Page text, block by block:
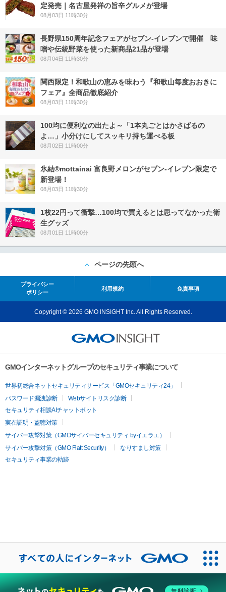
定発売｜名古屋発祥の旨辛グルメが登場
08月03日 11時30分
長野県150周年記念フェアがセブン-イレブンで開催 味
噌や伝統野菜を使った新商品21品が登場
08月04日 11時30分
関西限定！和歌山の恵みを味わう『和歌山毎度おおきに
フェア』全商品徹底紹介
08月03日 11時30分
100均に便利なの出たよ～「1本丸ごとはかさばるの
よ…」小分けにしてスッキリ持ち運べる板
08月02日 11時00分
氷結®mottainai 富良野メロンがセブン‐イレブン限定で
新登場！
08月03日 11時30分
1枚22円って衝撃…100均で買えるとは思ってなかった衛
生グッズ
08月01日 11時00分
ページの先頭へ
プライバシー
ポリシー
利用規約 免責事項
Copyright © 2026 GMO INSIGHT Inc. All Rights Reserved.
GMOインターネットグループのセキュリティ事業について
世界初総合ネットセキュリティサービス「GMOセキュリティ24」
パスワード漏洩診断
Webサイトリスク診断
セキュリティ相談AIチャットボット
実在証明・盗聴対策
サイバー攻撃対策（GMOサイバーセキュリティ byイエラエ）
サイバー攻撃対策（GMO Flatt Security）
なりすまし対策
セキュリティ事業の軌跡